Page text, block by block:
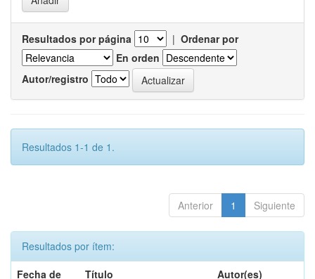
Resultados por página | Ordenar por
En orden
Autor/registro
Resultados 1-1 de 1.
Anterior 1 Siguiente
Resultados por ítem:
Fecha de
Título Autor(es)